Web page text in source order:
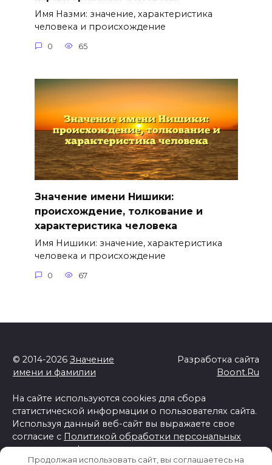
Имя Назми: значение, характеристика
человека и происхождение
0 65
Значение имени Нишики:
происхождение, толкование и
характеристика человека
Имя Нишики: значение, характеристика
человека и происхождение
0 67
© 2014-2026 Значение
имени и фамилии
Разработка сайта
Boont.Ru
На сайте используются cookies для сбора
статистической информации о пользователях сайта.
Используя данный веб-сайт вы выражаете свое
согласие с Политикой обработки персональных
данных и конфиденциальности
Отказ от ответственности
Продолжая использовать сайт, вы соглашаетесь на